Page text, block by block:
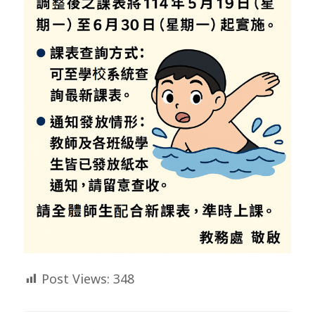
Post Views: 348